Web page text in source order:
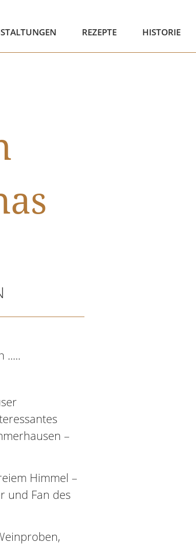
REZEPTE HISTORIE
.....
–
Himmel –
und Fan des